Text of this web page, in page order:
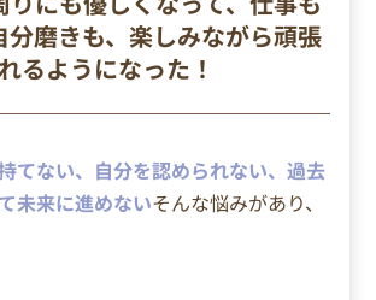
分磨きも、楽しみながら頑張
れるようになった！
てない、自分を認められない、過去
未来に進めないそんな悩みがあり、